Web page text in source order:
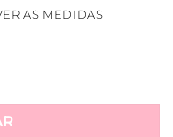
AS MEDIDAS
quantidade